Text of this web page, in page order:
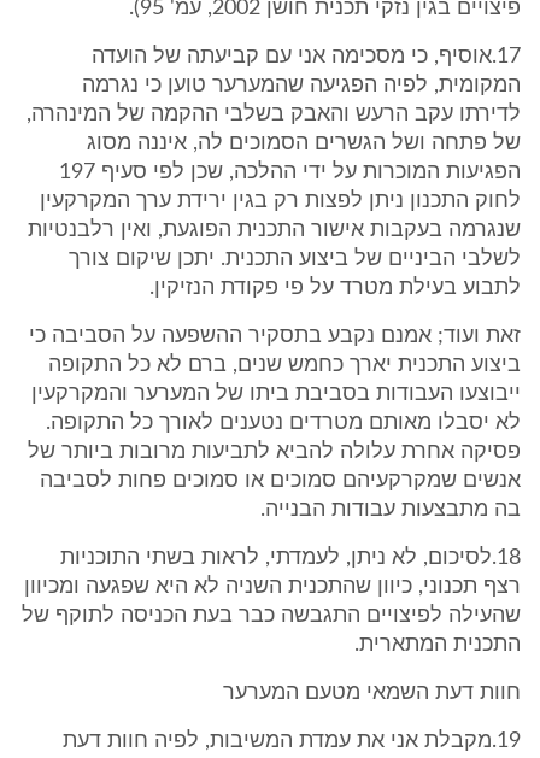
פיצויים בגין נזקי תכנית חושן 2002, עמ' 95).
17.אוסיף, כי מסכימה אני עם קביעתה של הועדה
המקומית, לפיה הפגיעה שהמערער טוען כי נגרמה
לדירתו עקב הרעש והאבק בשלבי ההקמה של המינהרה,
של פתחה ושל הגשרים הסמוכים לה, איננה מסוג
הפגיעות המוכרות על ידי ההלכה, שכן לפי סעיף 197
לחוק התכנון ניתן לפצות רק בגין ירידת ערך המקרקעין
שנגרמה בעקבות אישור התכנית הפוגעת, ואין רלבנטיות
לשלבי הביניים של ביצוע התכנית. יתכן שיקום צורך
לתבוע בעילת מטרד על פי פקודת הנזיקין.
זאת ועוד; אמנם נקבע בתסקיר ההשפעה על הסביבה כי
ביצוע התכנית יארך כחמש שנים, ברם לא כל התקופה
ייבוצעו העבודות בסביבת ביתו של המערער והמקרקעין
לא יסבלו מאותם מטרדים נטענים לאורך כל התקופה.
פסיקה אחרת עלולה להביא לתביעות מרובות ביותר של
אנשים שמקרקעיהם סמוכים או סמוכים פחות לסביבה
בה מתבצעות עבודות הבנייה.
18.לסיכום, לא ניתן, לעמדתי, לראות בשתי התוכניות
רצף תכנוני, כיוון שהתכנית השניה לא היא שפגעה ומכיוון
שהעילה לפיצויים התגבשה כבר בעת הכניסה לתוקף של
התכנית המתארית.
חוות דעת השמאי מטעם המערער
19.מקבלת אני את עמדת המשיבות, לפיה חוות דעת